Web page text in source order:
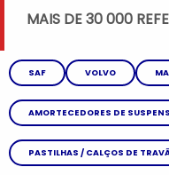
MAIS DE 30 000
SAF VOLVO
AMORTECEDORES DE
PASTILHAS / CALÇOS DE